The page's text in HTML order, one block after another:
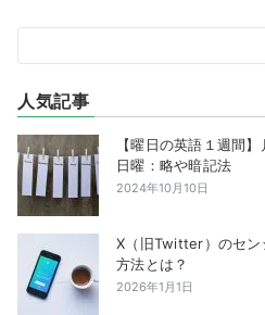
人気記事
【曜日の英語１週間
日曜：略や暗記法
2024年10月10日
X（旧Twitter）のセン
方法とは？
2026年1月1日